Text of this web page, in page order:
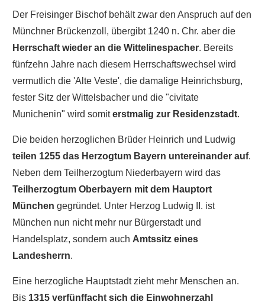
Der Freisinger Bischof behält zwar den Anspruch auf den
Münchner Brückenzoll, übergibt 1240 n. Chr. aber die
Herrschaft wieder an die Wittelinespacher. Bereits
fünfzehn Jahre nach diesem Herrschaftswechsel wird
vermutlich die 'Alte Veste', die damalige Heinrichsburg,
fester Sitz der Wittelsbacher und die "civitate
Munichenin" wird somiterstmalig zur Residenzstadt.
Die beiden herzoglichen Brüder Heinrich und Ludwig
teilen 1255 das Herzogtum Bayern untereinander auf.
Neben dem Teilherzogtum Niederbayern wird das
Teilherzogtum Oberbayern mit dem Hauptort
München gegründet. Unter Herzog Ludwig II. ist
München nun nicht mehr nur Bürgerstadt und
Handelsplatz, sondern auch Amtssitz eines
Landesherrn.
Eine herzogliche Hauptstadt zieht mehr Menschen an.
Bis 1315 verfünffacht sich die Einwohnerzahl